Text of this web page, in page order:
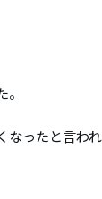
なったと言わ